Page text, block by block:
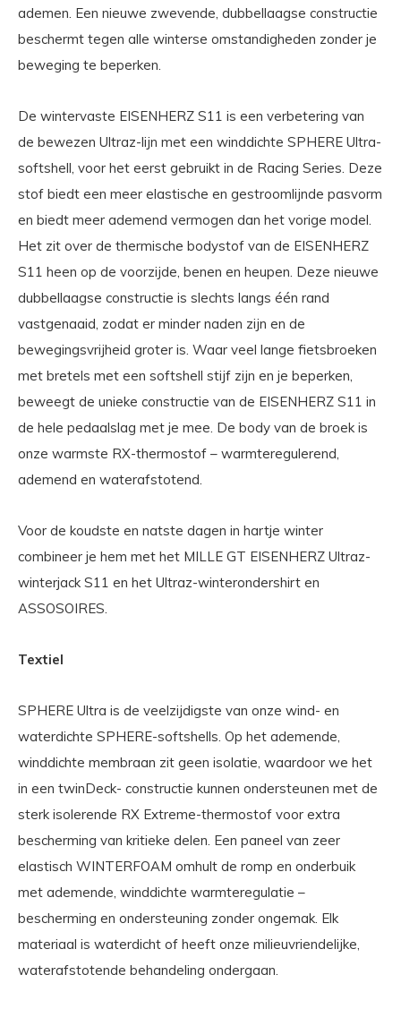
ademen. Een nieuwe zwevende, dubbellaagse constructie
beschermt tegen alle winterse omstandigheden zonder je
beweging te beperken.
De wintervaste EISENHERZ S11 is een verbetering van
de bewezen Ultraz-lijn met een winddichte SPHERE Ultra-
softshell, voor het eerst gebruikt in de Racing Series. Deze
stof biedt een meer elastische en gestroomlijnde pasvorm
en biedt meer ademend vermogen dan het vorige model.
Het zit over de thermische bodystof van de EISENHERZ
S11 heen op de voorzijde, benen en heupen. Deze nieuwe
dubbellaagse constructie is slechts langs één rand
vastgenaaid, zodat er minder naden zijn en de
bewegingsvrijheid groter is. Waar veel lange fietsbroeken
met bretels met een softshell stijf zijn en je beperken,
beweegt de unieke constructie van de EISENHERZ S11 in
de hele pedaalslag met je mee. De body van de broek is
onze warmste RX-thermostof – warmteregulerend,
ademend en waterafstotend.
Voor de koudste en natste dagen in hartje winter
combineer je hem met het MILLE GT EISENHERZ Ultraz-
winterjack S11 en het Ultraz-winterondershirt en
ASSOSOIRES.
Textiel
SPHERE Ultra is de veelzijdigste van onze wind- en
waterdichte SPHERE-softshells. Op het ademende,
winddichte membraan zit geen isolatie, waardoor we het
in een twinDeck- constructie kunnen ondersteunen met de
sterk isolerende RX Extreme-thermostof voor extra
bescherming van kritieke delen. Een paneel van zeer
elastisch WINTERFOAM omhult de romp en onderbuik
met ademende, winddichte warmteregulatie –
bescherming en ondersteuning zonder ongemak. Elk
materiaal is waterdicht of heeft onze milieuvriendelijke,
waterafstotende behandeling ondergaan.